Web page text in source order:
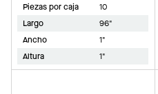
Piezas por caja
10
Largo
96"
Ancho
1"
Altura
1"